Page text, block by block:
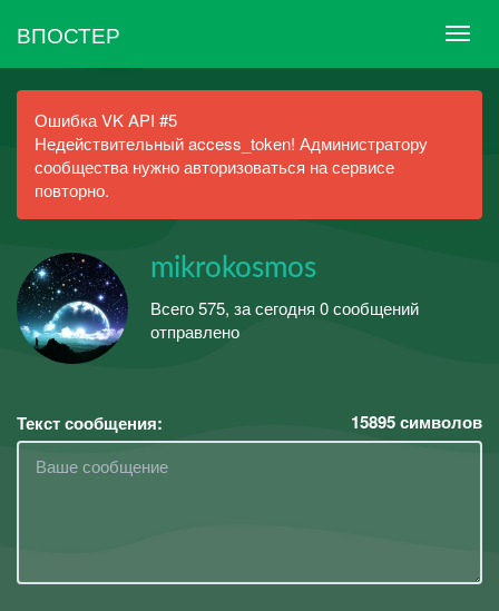
ВПОСТЕР
Ошибка VK API #5
Недействительный access_token! Администратору
сообщества нужно авторизоваться на сервисе
повторно.
mikrokosmos
Всего 575, за сегодня 0 сообщений
отправлено
Текст сообщения: 15895символов